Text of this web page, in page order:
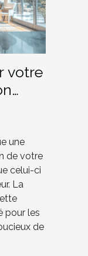
votre
?
une
de votre
celui-ci
La
pour les
de